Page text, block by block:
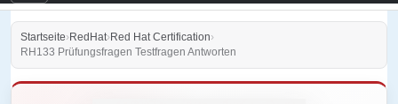
Startseite›RedHat›Red Hat Certification›
RH133 Prüfungsfragen Testfragen Antworten